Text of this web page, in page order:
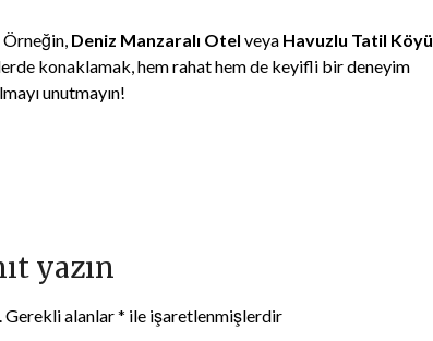
Örneğin, Deniz Manzaralı Otel veya Havuzlu Tatil Köyü
konaklamak, hem rahat hem de keyifli bir deneyim
unutmayın!
yazın
Gerekli alanlar* ile işaretlenmişlerdir